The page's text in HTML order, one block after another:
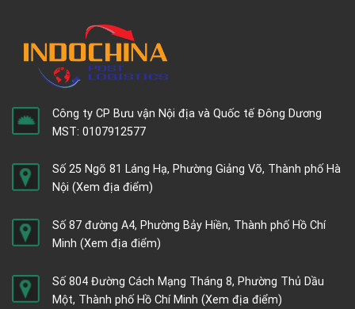
Công ty CP Bưu vận Nội địa và Quốc tế Đông Dương
MST: 0107912577
Số 25 Ngõ 81 Láng Hạ, Phường Giảng Võ, Thành phố Hà
Nội (Xem địa điểm)
Số 87 đường A4, Phường Bảy Hiền, Thành phố Hồ Chí
Minh (Xem địa điểm)
Số 804 Đường Cách Mạng Tháng 8, Phường Thủ Dầu
Một, Thành phố Hồ Chí Minh (Xem địa điểm)